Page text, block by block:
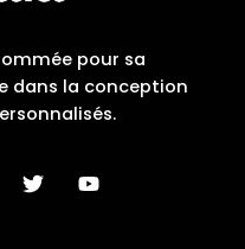
pour sa
dans la conception